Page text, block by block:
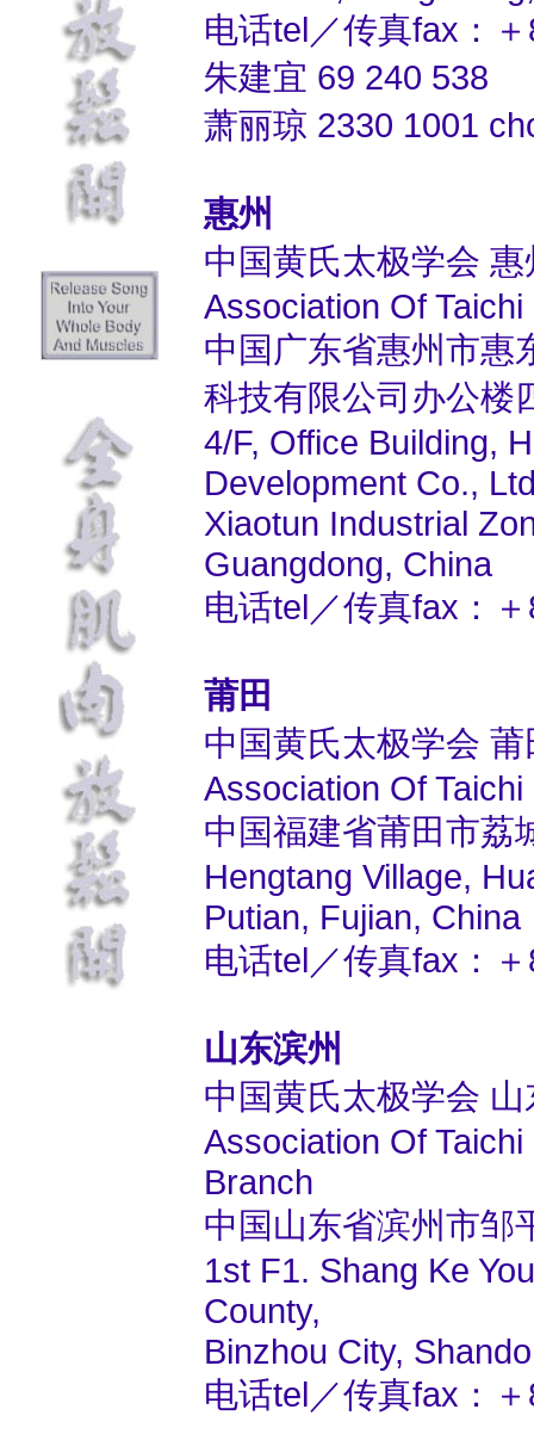
电话tel／传真fax：
朱建宜 69 240 538
萧丽琼 2330 1001
惠州
中国黄氏太极学会
Association Of
中国广东省惠州市惠
科技有限公司办公楼
4/F, Office Building,
Development Co.,
Xiaotun Industrial
Guangdong, China
电话tel／传真fax：
莆田
中国黄氏太极学会
Association Of
中国福建省莆田市荔
Hengtang Village,
Putian, Fujian, China
电话tel／传真fax：
山东滨州
中国黄氏太极学会
Association Of
Branch
中国山东省滨州市邹
1st F1. Shang Ke
County,
Binzhou City,
电话tel／传真fax：